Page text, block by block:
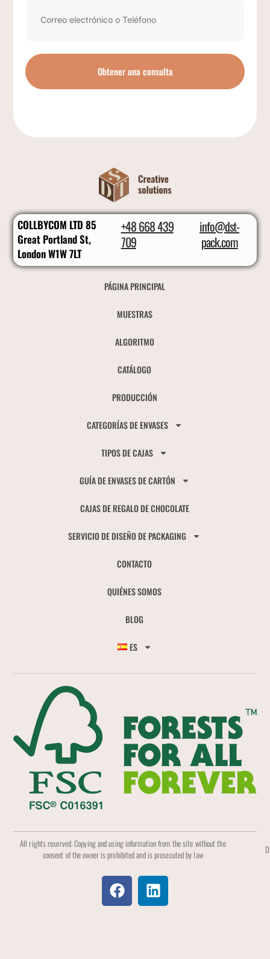
Obtener una consulta
COLLBYCOM LTD 85
Great Portland St,
London W1W 7LT
+48 668 439
709
info@dst-
pack.com
PÁGINA PRINCIPAL
MUESTRAS
ALGORITMO
CATÁLOGO
PRODUCCIÓN
CATEGORÍAS DE ENVASES
TIPOS DE CAJAS
GUÍA DE ENVASES DE CARTÓN
CAJAS DE REGALO DE CHOCOLATE
SERVICIO DE DISEÑO DE PACKAGING
CONTACTO
QUIÉNES SOMOS
BLOG
ES
All rights reserved. Copying and using information from the site without the
consent of the owner is prohibited and is prosecuted by law